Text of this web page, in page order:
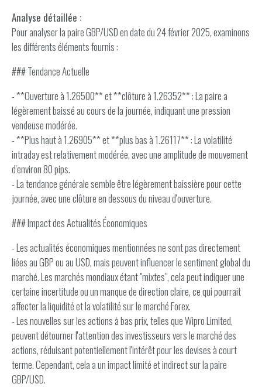
Analyse détaillée :
Pour analyser la paire GBP/USD en date du 24 février 2025, examinons
les différents éléments fournis :
### Tendance Actuelle
- **Ouverture à 1.26500** et **clôture à 1.26352** : La paire a
légèrement baissé au cours de la journée, indiquant une pression
vendeuse modérée.
- **Plus haut à 1.26905** et **plus bas à 1.26117** : La volatilité
intraday est relativement modérée, avec une amplitude de mouvement
d'environ 80 pips.
- La tendance générale semble être légèrement baissière pour cette
journée, avec une clôture en dessous du niveau d'ouverture.
### Impact des Actualités Économiques
- Les actualités économiques mentionnées ne sont pas directement
liées au GBP ou au USD, mais peuvent influencer le sentiment global du
marché. Les marchés mondiaux étant "mixtes", cela peut indiquer une
certaine incertitude ou un manque de direction claire, ce qui pourrait
affecter la liquidité et la volatilité sur le marché Forex.
- Les nouvelles sur les actions à bas prix, telles que Wipro Limited,
peuvent détourner l'attention des investisseurs vers le marché des
actions, réduisant potentiellement l'intérêt pour les devises à court
terme. Cependant, cela a un impact limité et indirect sur la paire
GBP/USD.